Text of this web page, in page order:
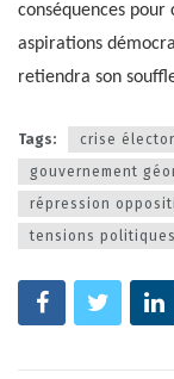
conséquences
aspirations
retiendra son
Tags:
crise
gouvernement
répression
tensions